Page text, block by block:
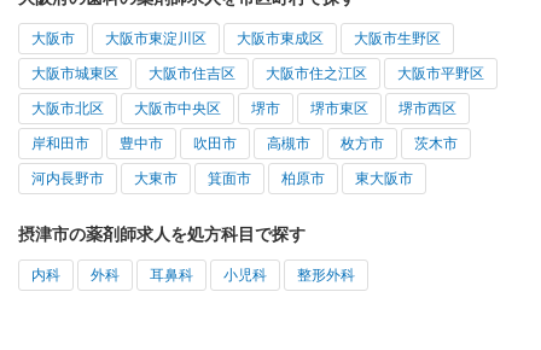
大阪市 大阪市東淀川区 大阪市東成区 大阪市生野区
大阪市城東区 大阪市住吉区 大阪市住之江区 大阪市平野区
大阪市北区 大阪市中央区 堺市 堺市東区 堺市西区
岸和田市 豊中市 吹田市 高槻市 枚方市 茨木市
河内長野市 大東市 箕面市 柏原市 東大阪市
摂津市の薬剤師求人を処方科目で探す
内科 外科 耳鼻科 小児科 整形外科